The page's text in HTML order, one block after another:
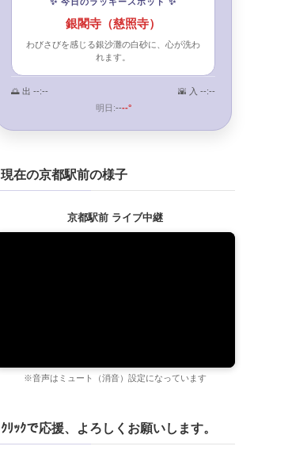
✨ 今日のラッキースポット ✨
銀閣寺（慈照寺）
わびさびを感じる銀沙灘の白砂に、心が洗わ
れます。
🌅 出 --:-- 🌇 入 --:--
明日:----°
現在の京都駅前の様子
京都駅前 ライブ中継
※音声はミュート（消音）設定になっています
ｸﾘｯｸで応援、よろしくお願いします。